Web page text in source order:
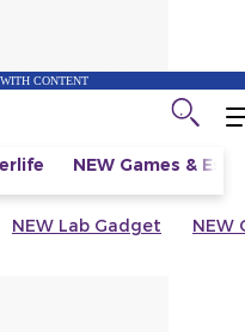
CONTENT
NEW Games &
NEW Lab Gadget NEW